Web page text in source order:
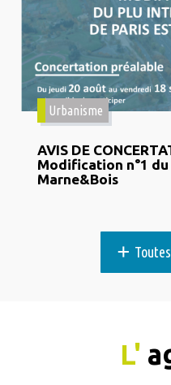
Urbanisme
AVIS DE
Modification n°1 du
Marne&Bois
+
L'